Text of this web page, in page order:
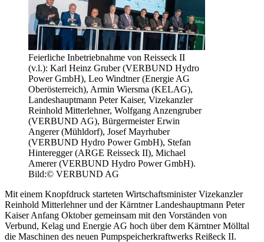
Feierliche Inbetriebnahme von Reisseck II
(v.l.): Karl Heinz Gruber (VERBUND Hydro
Power GmbH), Leo Windtner (Energie AG
Oberösterreich), Armin Wiersma (KELAG),
Landeshauptmann Peter Kaiser, Vizekanzler
Reinhold Mitterlehner, Wolfgang Anzengruber
(VERBUND AG), Bürgermeister Erwin
Angerer (Mühldorf), Josef Mayrhuber
(VERBUND Hydro Power GmbH), Stefan
Hinteregger (ARGE Reisseck II), Michael
Amerer (VERBUND Hydro Power GmbH).
Bild:© VERBUND AG
Mit einem Knopfdruck starteten Wirtschaftsminister Vizekanzler
Reinhold Mitterlehner und der Kärntner Landeshauptmann Peter
Kaiser Anfang Oktober gemeinsam mit den Vorständen von
Verbund, Kelag und Energie AG hoch über dem Kärntner Mölltal
die Maschinen des neuen Pumpspeicherkraftwerks Reißeck II.